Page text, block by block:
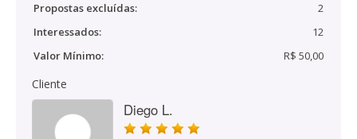
Propostas excluídas:
2
Interessados:
12
Valor Mínimo:
R$ 50,00
Cliente
Diego L.